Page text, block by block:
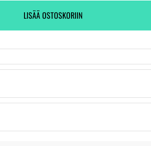
LISÄÄ OSTOSKORIIN